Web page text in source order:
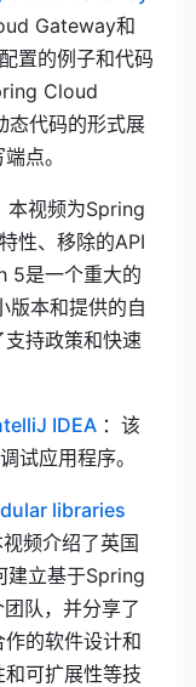
Gateway和
置的例子和代码
Cloud
态代码的形式展
点。
new window)
本视频为Spring
性、移除的API
5是一个重大的
版本和提供的自
持政策和快速
IDEA (opens
：该
试应用程序。
libraries
new window)
视频介绍了英国
建立基于Spring
队，并分享了
的软件设计和
可扩展性等技